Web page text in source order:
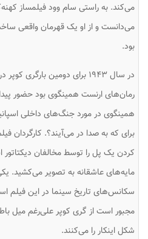
می‌کند. به راستی سام وود فیلمساز
می‌دانست و از او یک قهرمان واقعی
بود.
در سال ۱۹۴۳ برای دومین
رمان‌های ارنست همینگوی بود حضور
برای که به صدا در می‌آیند؟. کارگردان
کردن یک پل را توسط مخالفان دیکتاتور
مایه‌های عاشقانه به تصویر می‌کشید.
سکانس‌های تاریخ سینما در این فیلم
مجبور است از گری کوپر علی‌رغم میل
شکل اینکار را می‌کنند.